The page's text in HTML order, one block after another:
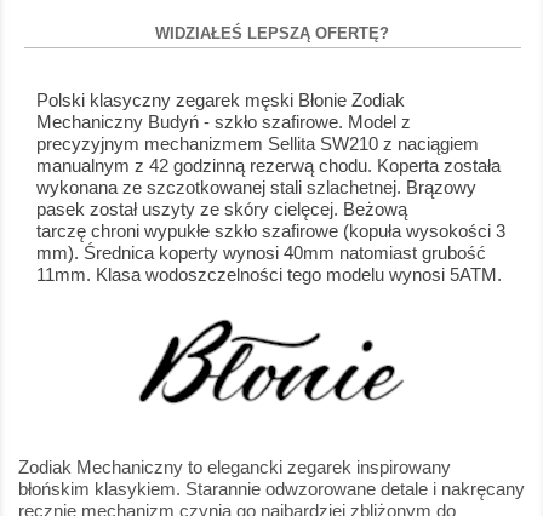
WIDZIAŁEŚ LEPSZĄ OFERTĘ?
Polski klasyczny zegarek męski Błonie Zodiak
Mechaniczny Budyń - szkło szafirowe. Model z
precyzyjnym mechanizmem Sellita SW210 z naciągiem
manualnym z 42 godzinną rezerwą chodu. Koperta została
wykonana ze szczotkowanej stali szlachetnej. Brązowy
pasek został uszyty ze skóry cielęcej. Beżową
tarczę chroni wypukłe szkło szafirowe (kopuła wysokości 3
mm). Średnica koperty wynosi 40mm natomiast grubość
11mm. Klasa wodoszczelności tego modelu wynosi 5ATM.
Zodiak Mechaniczny to elegancki zegarek inspirowany
błońskim klasykiem. Starannie odwzorowane detale i nakręcany
ręcznie mechanizm czynią go najbardziej zbliżonym do